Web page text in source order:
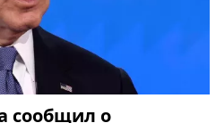
сообщил о